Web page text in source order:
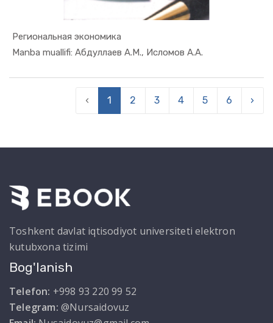
Региональная экономика
Manba muallifi: Абдуллаев А.М., Исломов А.А.
In Mintaqa...
‹ 1 2 3 4 5 6 ›
Toshkent davlat iqtisodiyot universiteti elektron
kutubxona tizimi
Bog'lanish
Telefon: +998 93 220 99 52
Telegram: @Nursaidovuz